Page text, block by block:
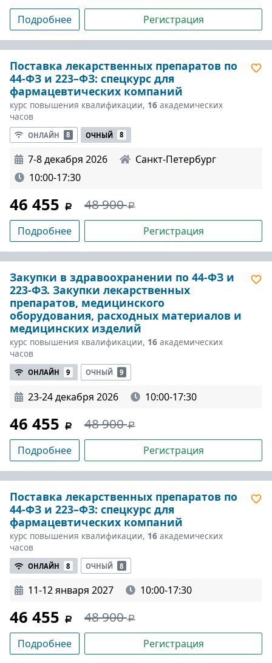
Подробнее Регистрация
Поставка лекарственных препаратов по
44-ФЗ и 223–ФЗ: спецкурс для
фармацевтических компаний
курс повышения квалификации, 16 академических
часов
ОНЛАЙН 8 ОЧНЫЙ 8
7-8 декабря 2026
Санкт-Петербург
10:00-17:30
46 455 48 900
Подробнее Регистрация
Закупки в здравоохранении по 44-ФЗ и
223-ФЗ. Закупки лекарственных
препаратов, медицинского
оборудования, расходных материалов и
медицинских изделий
курс повышения квалификации, 16 академических
часов
ОНЛАЙН 9 ОЧНЫЙ 9
23-24 декабря 2026 10:00-17:30
46 455 48 900
Подробнее Регистрация
Поставка лекарственных препаратов по
44-ФЗ и 223–ФЗ: спецкурс для
фармацевтических компаний
курс повышения квалификации, 16 академических
часов
ОНЛАЙН 8 ОЧНЫЙ 8
11-12 января 2027 10:00-17:30
46 455 48 900
Подробнее Регистрация